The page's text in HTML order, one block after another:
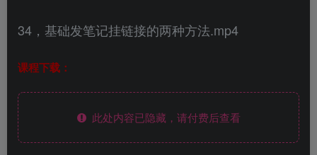
34，基础发笔记挂链接的两种方法.mp4
课程下载：
此处内容已隐藏，请付费后查看